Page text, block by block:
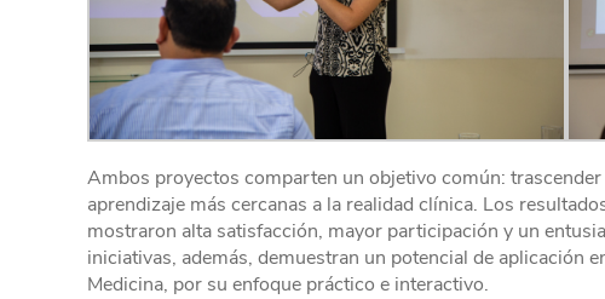
Ambos proyectos comparten un objetivo común:
aprendizaje más cercanas a la realidad clínica. Los
mostraron alta satisfacción, mayor participación y un
iniciativas, además, demuestran un potencial de aplicación
Medicina, por su enfoque práctico e interactivo.